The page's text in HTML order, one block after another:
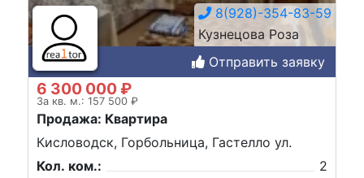
8(928)-354-83-59
Кузнецова Роза
Отправить заявку
6 300 000 ₽
За кв. м.: 157 500 ₽
Продажа: Квартира
Кисловодск, Горбольница, Гастелло ул.
Кол. ком.:
2